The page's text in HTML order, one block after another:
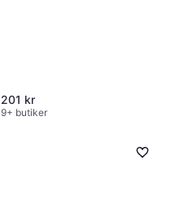
201 kr
9+ butiker